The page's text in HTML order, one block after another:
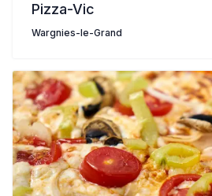
Pizza-Vic
Wargnies-le-Grand